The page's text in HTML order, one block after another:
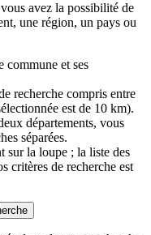
avez la possibilité de
une région, un pays ou
commune et ses
recherche compris entre
est de 10 km).
départements, vous
séparées.
sur la loupe ; la liste des
critères de recherche est